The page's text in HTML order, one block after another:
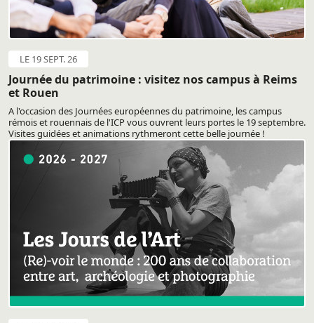
LE 19 SEPT. 26
Journée du patrimoine : visitez nos campus à Reims
et Rouen
A l'occasion des Journées européennes du patrimoine, les campus
rémois et rouennais de l'ICP vous ouvrent leurs portes le 19 septembre.
Visites guidées et animations rythmeront cette belle journée !